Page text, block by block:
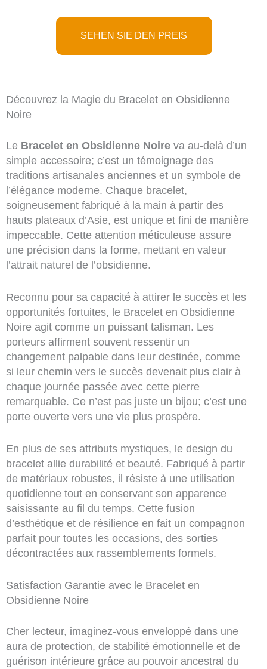
SEHEN SIE DEN PREIS
Découvrez la Magie du Bracelet en Obsidienne
Noire
Le Bracelet en Obsidienne Noireva au-delà d’un
simple accessoire; c’est un témoignage des
traditions artisanales anciennes et un symbole de
l’élégance moderne. Chaque bracelet,
soigneusement fabriqué à la main à partir des
hauts plateaux d’Asie, est unique et fini de manière
impeccable. Cette attention méticuleuse assure
une précision dans la forme, mettant en valeur
l’attrait naturel de l’obsidienne.
Reconnu pour sa capacité à attirer le succès et les
opportunités fortuites, le Bracelet en Obsidienne
Noire agit comme un puissant talisman. Les
porteurs affirment souvent ressentir un
changement palpable dans leur destinée, comme
si leur chemin vers le succès devenait plus clair à
chaque journée passée avec cette pierre
remarquable. Ce n’est pas juste un bijou; c’est une
porte ouverte vers une vie plus prospère.
En plus de ses attributs mystiques, le design du
bracelet allie durabilité et beauté. Fabriqué à partir
de matériaux robustes, il résiste à une utilisation
quotidienne tout en conservant son apparence
saisissante au fil du temps. Cette fusion
d’esthétique et de résilience en fait un compagnon
parfait pour toutes les occasions, des sorties
décontractées aux rassemblements formels.
Satisfaction Garantie avec le Bracelet en
Obsidienne Noire
Cher lecteur, imaginez-vous enveloppé dans une
aura de protection, de stabilité émotionnelle et de
guérison intérieure grâce au pouvoir ancestral du